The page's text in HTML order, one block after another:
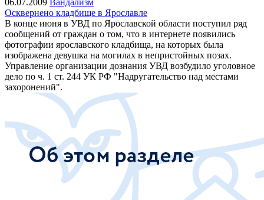
Осквернено кладбище в Ярославле
В конце июня в УВД по Ярославской области поступил ряд
сообщений от граждан о том, что в интернете появились
фотографии ярославского кладбища, на которых была
изображена девушка на могилах в непристойных позах.
Управление организации дознания УВД возбудило уголовное
дело по ч. 1 ст. 244 УК РФ "Надругательство над местами
захоронений".